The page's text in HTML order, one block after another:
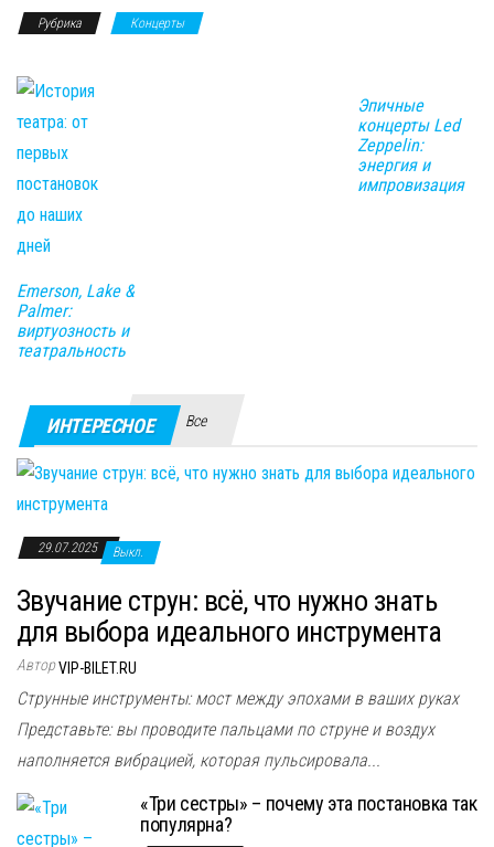
Рубрика Концерты
Emerson, Lake &
Palmer:
виртуозность и
театральность
Эпичные
концерты Led
Zeppelin:
энергия и
импровизация
ИНТЕРЕСНОЕ Все
29.07.2025 Выкл.
Звучание струн: всё, что нужно знать
для выбора идеального инструмента
АвторVIP-BILET.RU
Струнные инструменты: мост между эпохами в ваших руках
Представьте: вы проводите пальцами по струне и воздух
наполняется вибрацией, которая пульсировала...
«Три сестры» – почему эта постановка так
популярна?